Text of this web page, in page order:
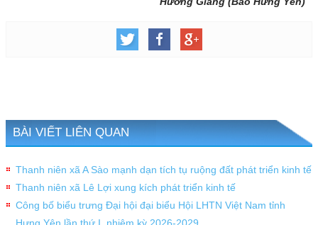
BÀI VIẾT LIÊN QUAN
Thanh niên xã A Sào mạnh dạn tích tụ ruộng đất phát triển kinh tế
Thanh niên xã Lê Lợi xung kích phát triển kinh tế
Công bố biểu trưng Đại hội đại biểu Hội LHTN Việt Nam tỉnh